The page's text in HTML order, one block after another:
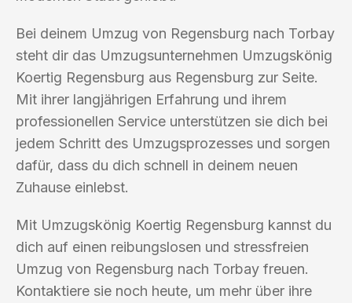
Bei deinem Umzug von Regensburg nach Torbay
steht dir das Umzugsunternehmen Umzugskönig
Koertig Regensburg aus Regensburg zur Seite.
Mit ihrer langjährigen Erfahrung und ihrem
professionellen Service unterstützen sie dich bei
jedem Schritt des Umzugsprozesses und sorgen
dafür, dass du dich schnell in deinem neuen
Zuhause einlebst.
Mit Umzugskönig Koertig Regensburg kannst du
dich auf einen reibungslosen und stressfreien
Umzug von Regensburg nach Torbay freuen.
Kontaktiere sie noch heute, um mehr über ihre